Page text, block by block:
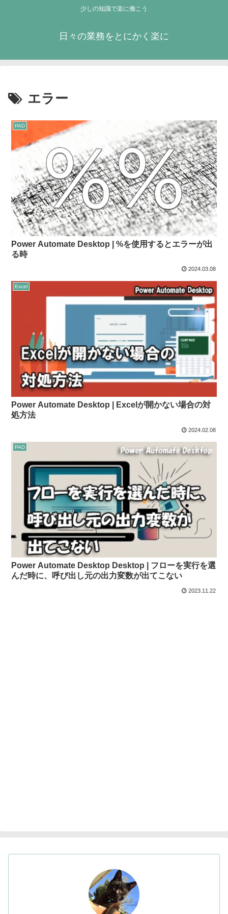
少しの知識で楽に働こう
日々の業務をとにかく楽に
エラー
PAD
Power Automate Desktop | %を使用するとエラーが出
る時
2024.03.08
Excel
Power Automate Desktop | Excelが開かない場合の対
処方法
2024.02.08
PAD
Power Automate Desktop Desktop | フローを実行を選
んだ時に、呼び出し元の出力変数が出てこない
2023.11.22